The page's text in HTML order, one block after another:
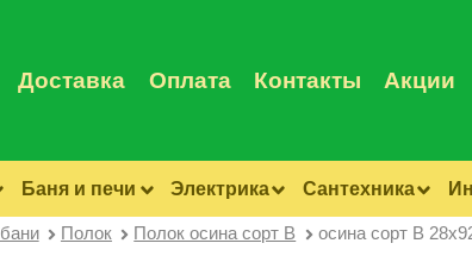
Доставка Оплата Контакты Акции
Баня и печи Электрика Сантехника
Полок Полок осина сорт B осина сорт B